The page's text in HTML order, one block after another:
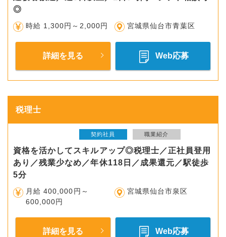
◎
時給 1,300円～2,000円 宮城県仙台市青葉区
詳細を見る Web応募
税理士
契約社員 職業紹介
資格を活かしてスキルアップ◎税理士／正社員登用
あり／残業少なめ／年休118日／成果還元／駅徒歩
5分
月給 400,000円～
600,000円
宮城県仙台市泉区
詳細を見る Web応募